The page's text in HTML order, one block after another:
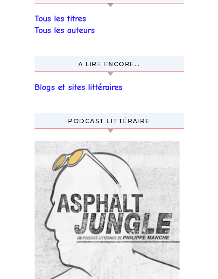
Tous les titres
Tous les auteurs
A LIRE ENCORE…
Blogs et sites littéraires
PODCAST LITTÉRAIRE